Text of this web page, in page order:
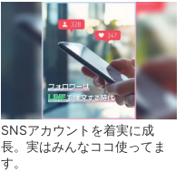
SNSアカウントを着実に成
長。実はみんなココ使ってま
す。